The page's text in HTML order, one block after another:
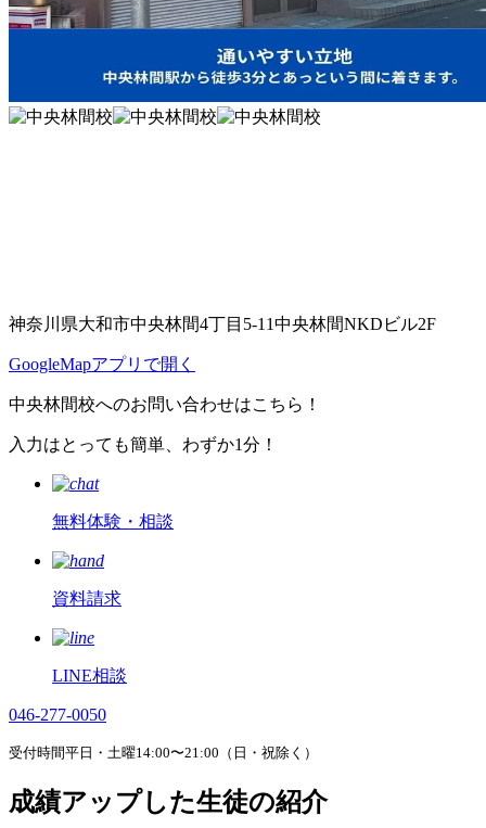
神奈川県大和市中央林間4丁目5-11中央林間NKDビル2F
GoogleMapアプリで開く
中央林間校へのお問い合わせはこちら！
入力はとっても簡単、わずか1分！
無料体験・相談
資料請求
LINE相談
046-277-0050
受付時間平日・土曜14:00〜21:00（日・祝除く）
成績アップした生徒の紹介